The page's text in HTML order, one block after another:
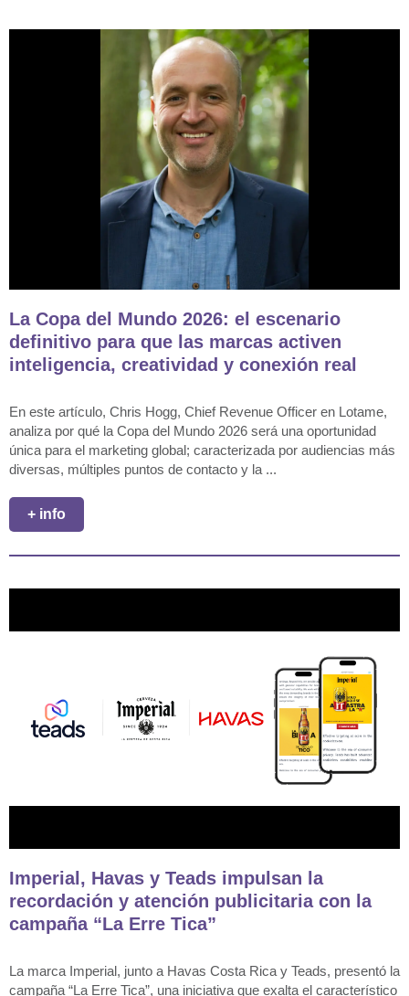
La Copa del Mundo 2026: el escenario
definitivo para que las marcas activen
inteligencia, creatividad y conexión real
En este artículo, Chris Hogg, Chief Revenue Officer en Lotame,
analiza por qué la Copa del Mundo 2026 será una oportunidad
única para el marketing global; caracterizada por audiencias más
diversas, múltiples puntos de contacto y la ...
+ info
Imperial, Havas y Teads impulsan la
recordación y atención publicitaria con la
campaña “La Erre Tica”
La marca Imperial, junto a Havas Costa Rica y Teads, presentó la
campaña “La Erre Tica”, una iniciativa que exalta el característico